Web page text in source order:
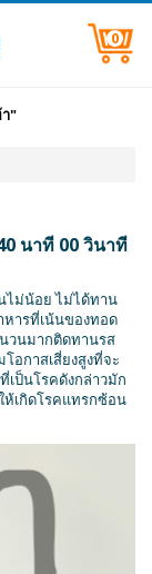
0
"
นาที 00 วินาที
ไม่น้อย ไม่ได้ทาน
ารที่เน้นของทอด
วนมากติดทานรส
อกาสเสี่ยงสูงที่จะ
เป็นโรคดังกล่าวมัก
ห้เกิดโรคแทรกซ้อน